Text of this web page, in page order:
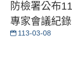
防檢署公布
專家會議紀錄
113-03-08